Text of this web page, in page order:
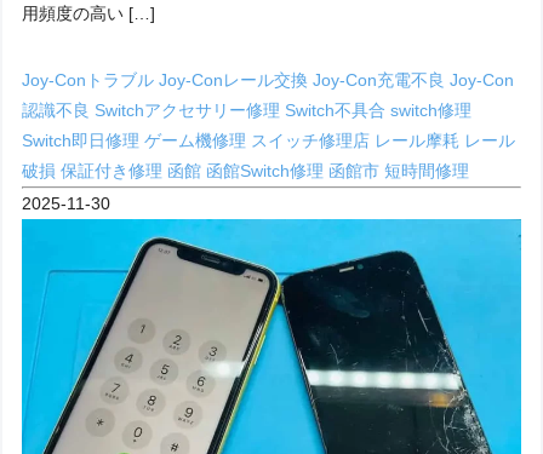
用頻度の高い […]
Joy-ConトラブルJoy-Conレール交換Joy-Con充電不良Joy-Con
認識不良 Switchアクセサリー修理 Switch不具合switch修理
Switch即日修理ゲーム機修理 スイッチ修理店 レール摩耗 レール
破損保証付き修理 函館 函館Switch修理 函館市 短時間修理
2025-11-30